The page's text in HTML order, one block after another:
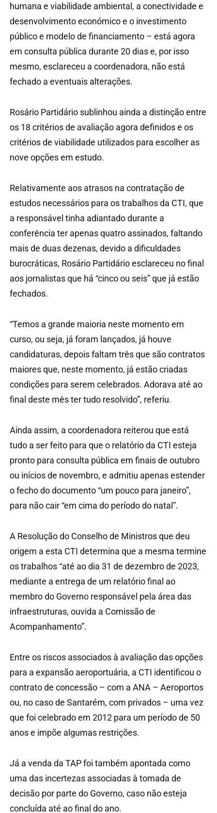
humana e viabilidade ambiental, a conectividade e
desenvolvimento económico e o investimento
público e modelo de financiamento – está agora
em consulta pública durante 20 dias e, por isso
mesmo, esclareceu a coordenadora, não está
fechado a eventuais alterações.
Rosário Partidário sublinhou ainda a distinção entre
os 18 critérios de avaliação agora definidos e os
critérios de viabilidade utilizados para escolher as
nove opções em estudo.
Relativamente aos atrasos na contratação de
estudos necessários para os trabalhos da CTI, que
a responsável tinha adiantado durante a
conferência ter apenas quatro assinados, faltando
mais de duas dezenas, devido a dificuldades
burocráticas, Rosário Partidário esclareceu no final
aos jornalistas que há “cinco ou seis” que já estão
fechados.
“Temos a grande maioria neste momento em
curso, ou seja, já foram lançados, já houve
candidaturas, depois faltam três que são contratos
maiores que, neste momento, já estão criadas
condições para serem celebrados. Adorava até ao
final deste mês ter tudo resolvido”, referiu.
Ainda assim, a coordenadora reiterou que está
tudo a ser feito para que o relatório da CTI esteja
pronto para consulta pública em finais de outubro
ou inícios de novembro, e admitiu apenas estender
o fecho do documento “um pouco para janeiro”,
para não cair “em cima do período do natal”.
A Resolução do Conselho de Ministros que deu
origem a esta CTI determina que a mesma termine
os trabalhos “até ao dia 31 de dezembro de 2023,
mediante a entrega de um relatório final ao
membro do Governo responsável pela área das
infraestruturas, ouvida a Comissão de
Acompanhamento”.
Entre os riscos associados à avaliação das opções
para a expansão aeroportuária, a CTI identificou o
contrato de concessão – com a ANA – Aeroportos
ou, no caso de Santarém, com privados – uma vez
que foi celebrado em 2012 para um período de 50
anos e impõe algumas restrições.
Já a venda da TAP foi também apontada como
uma das incertezas associadas à tomada de
decisão por parte do Governo, caso não esteja
concluída até ao final do ano.